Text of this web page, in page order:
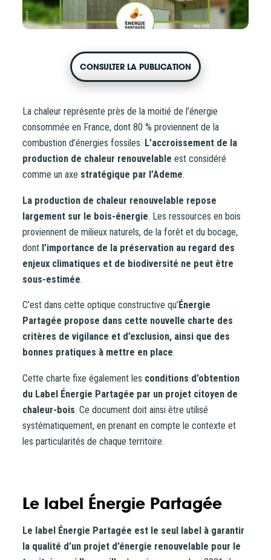
CONTACT
CONSULTER LA PUBLICATION
La chaleur représente près de la moitié de l’énergie
consommée en France, dont 80 % proviennent de la
combustion d’énergies fossiles. L’accroissement de la
production de chaleur renouvelable est considéré
comme un axe stratégique par l’Ademe.
La production de chaleur renouvelable repose
largement sur le bois-énergie. Les ressources en bois
proviennent de milieux naturels, de la forêt et du bocage,
dontl’importance de la préservation au regard des
enjeux climatiques et de biodiversité ne peut être
sous-estimée.
C’est dans cette optique constructive qu’Énergie
Partagée propose dans cette nouvelle charte des
critères de vigilance et d’exclusion, ainsi que des
bonnes pratiques à mettre en place.
Cette charte fixe également les conditions d’obtention
du Label Énergie Partagée par un projet citoyen de
chaleur-bois. Ce document doit ainsi être utilisé
systématiquement, en prenant en compte le contexte et
les particularités de chaque territoire.
Le label Énergie Partagée
Le label Énergie Partagée est le seul label à garantir
la qualité d’un projet d’énergie renouvelable pour le
Vous entrez sur notre plateforme de souscription
CoopHub
Coophub est la plateforme sécurisée de souscription
développée par Énergie Partagée. Elle vous permet
d’acheter vos actions Énergie Partagée et d’accéder à
perte totale ou partielle du capital investi. Pour bien
d’Énergie Partagée, nous vous invitons à consulter le
document d’information synthétique (DIS).